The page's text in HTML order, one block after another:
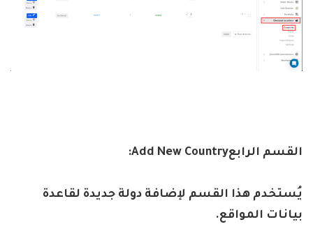
القسم الرابعAdd New Country:
يُستخدم هذا القسم لإضافة دولة جديدة لقاعدة
بيانات المواقع.